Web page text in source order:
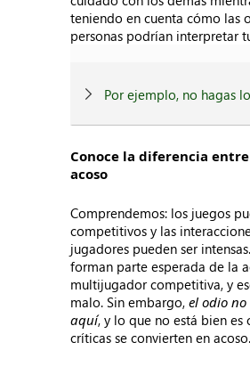
teniendo en cuenta cómo las
personas podrían interpretar
Por ejemplo, no hagas
Conoce la diferencia
acoso
Comprendemos: los juegos
competitivos y las
jugadores pueden ser
forman parte esperada de la
multijugador competitiva, y
malo. Sin embargo,el odio
aquí, y lo que no está bien es
críticas se convierten en acoso.